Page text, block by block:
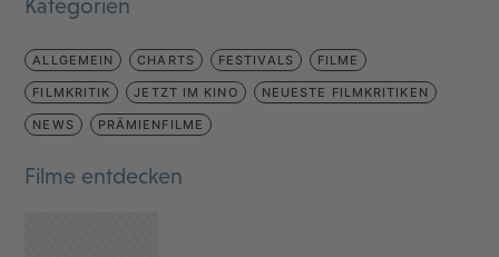
Kategorien
ALLGEMEIN CHARTS FESTIVALS FILME
FILMKRITIK JETZT IM KINO NEUESTE FILMKRITIKEN
NEWS PRÄMIENFILME
Filme entdecken